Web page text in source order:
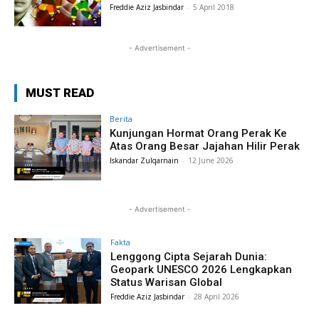
Freddie Aziz Jasbindar - 5 April 2018
- Advertisement -
MUST READ
Berita
Kunjungan Hormat Orang Perak Ke
Atas Orang Besar Jajahan Hilir Perak
Iskandar Zulqarnain - 12 June 2026
- Advertisement -
Fakta
Lenggong Cipta Sejarah Dunia:
Geopark UNESCO 2026 Lengkapkan
Status Warisan Global
Freddie Aziz Jasbindar - 28 April 2026